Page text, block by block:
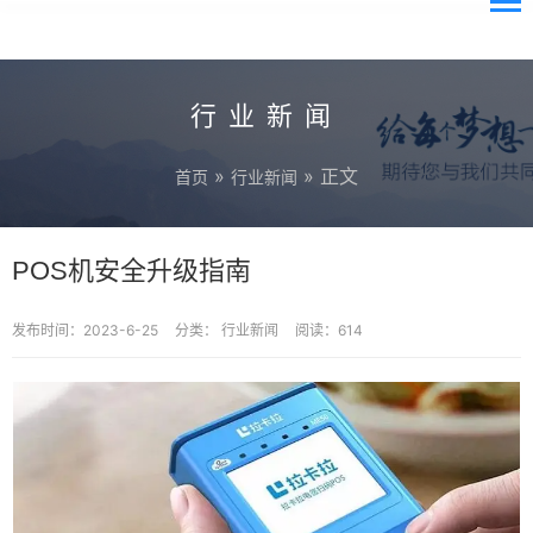
行业新闻
首页 » 行业新闻 » 正文
POS机安全升级指南
发布时间：2023-6-25 分类： 行业新闻 阅读：614